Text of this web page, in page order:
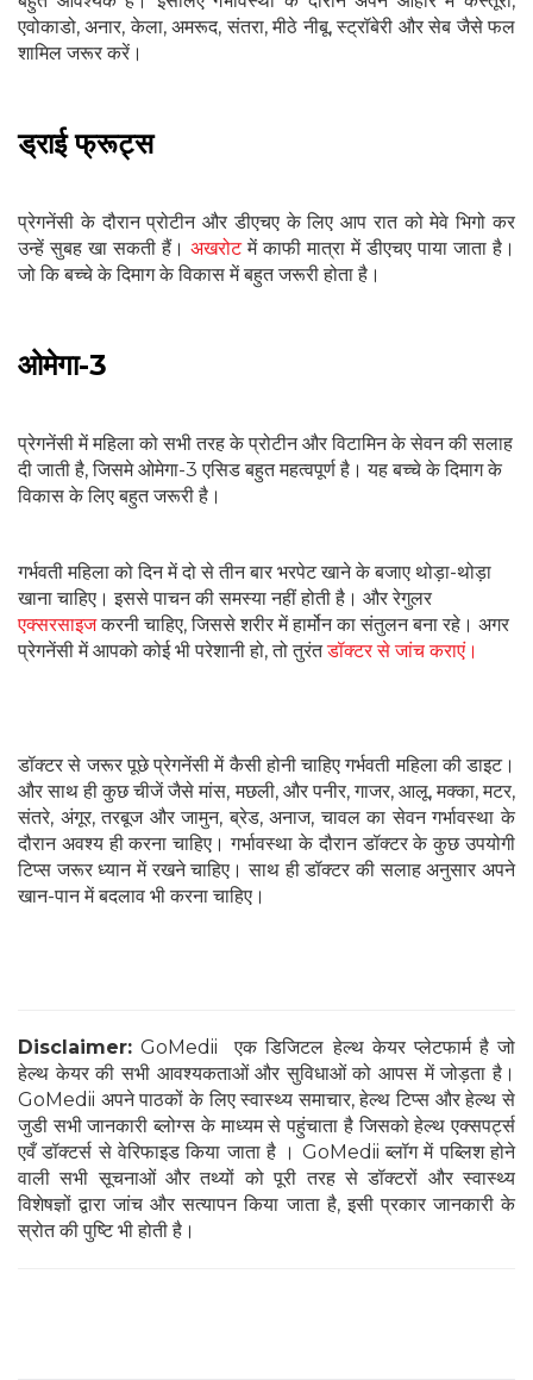
एवोकाडो, अनार, केला, अमरूद, संतरा, मीठे नीबू, स्ट्रॉबेरी और सेब जैसे फल
शामिल जरूर करें।
ड्राई फ्रूट्स
प्रेगनेंसी के दौरान प्रो‍टीन और डीएचए के लिए आप रात को मेवे भिगो कर
उन्‍हें सुबह खा सकती हैं। अखरोटमें काफी मात्रा में डीएचए पाया जाता है।
जो कि बच्‍चे के दिमाग के विकास में बहुत जरूरी होता है।
ओमेगा-3
प्रेगनेंसी में महिला को सभी तरह के प्रोटीन और विटामिन के सेवन की सलाह
दी जाती है, जिसमे ओमेगा-3 एसिड बहुत महत्वपूर्ण है। यह बच्‍चे के दिमाग के
विकास के लिए बहुत जरूरी है।
गर्भवती महिला को दिन में दो से तीन बार भरपेट खाने के बजाए थोड़ा-थोड़ा
खाना चाहिए। इससे पाचन की समस्या नहीं होती है। और रेगुलर
एक्सरसाइजकरनी चाहिए, जिससे शरीर में हार्मोन का संतुलन बना रहे। अगर
प्रेगनेंसी में आपको कोई भी परेशानी हो, तो तुरंतडॉक्टर से जांच कराएं।
डॉक्टर से जरूर पूछे प्रेगनेंसी में कैसी होनी चाहिए गर्भवती महिला की डाइट।
और साथ ही कुछ चीजें जैसे मांस, मछली, और पनीर, गाजर, आलू, मक्का, मटर,
संतरे, अंगूर, तरबूज और जामुन, ब्रेड, अनाज, चावल का सेवन गर्भावस्था के
दौरान अवश्य ही करना चाहिए। गर्भावस्था के दौरान डॉक्टर के कुछ उपयोगी
टिप्स जरूर ध्यान में रखने चाहिए। साथ ही डॉक्टर की सलाह अनुसार अपने
खान-पान में बदलाव भी करना चाहिए।
Disclaimer: GoMedii एक डिजिटल हेल्थ केयर प्लेटफार्म है जो
हेल्थ केयर की सभी आवश्यकताओं और सुविधाओं को आपस में जोड़ता है।
GoMedii अपने पाठकों के लिए स्वास्थ्य समाचार, हेल्थ टिप्स और हेल्थ से
जुडी सभी जानकारी ब्लोग्स के माध्यम से पहुंचाता है जिसको हेल्थ एक्सपर्ट्स
एवँ डॉक्टर्स से वेरिफाइड किया जाता है । GoMedii ब्लॉग में पब्लिश होने
वाली सभी सूचनाओं और तथ्यों को पूरी तरह से डॉक्टरों और स्वास्थ्य
विशेषज्ञों द्वारा जांच और सत्यापन किया जाता है, इसी प्रकार जानकारी के
स्रोत की पुष्टि भी होती है।